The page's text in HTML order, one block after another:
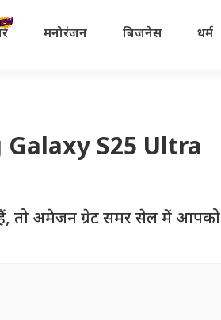
मनोरंजन बिजनेस धर्म
Galaxy S25 Ultra
तो अमेजन ग्रेट समर सेल में आपको